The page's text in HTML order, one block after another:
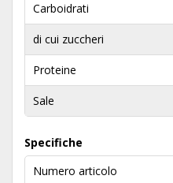
Carboidrati
di cui zuccheri
Proteine
Sale
Specifiche
Numero articolo